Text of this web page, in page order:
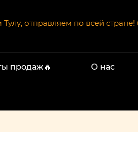
отправляем по всей стране!
продаж🔥 О нас